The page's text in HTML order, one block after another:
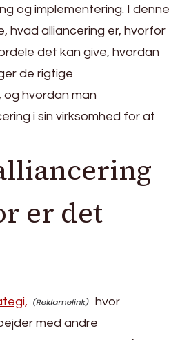
og implementering. I denne
hvad alliancering er, hvorfor
det kan give, hvordan
de rigtige
hvordan man
i sin virksomhed for at
er det
hvor
med andre